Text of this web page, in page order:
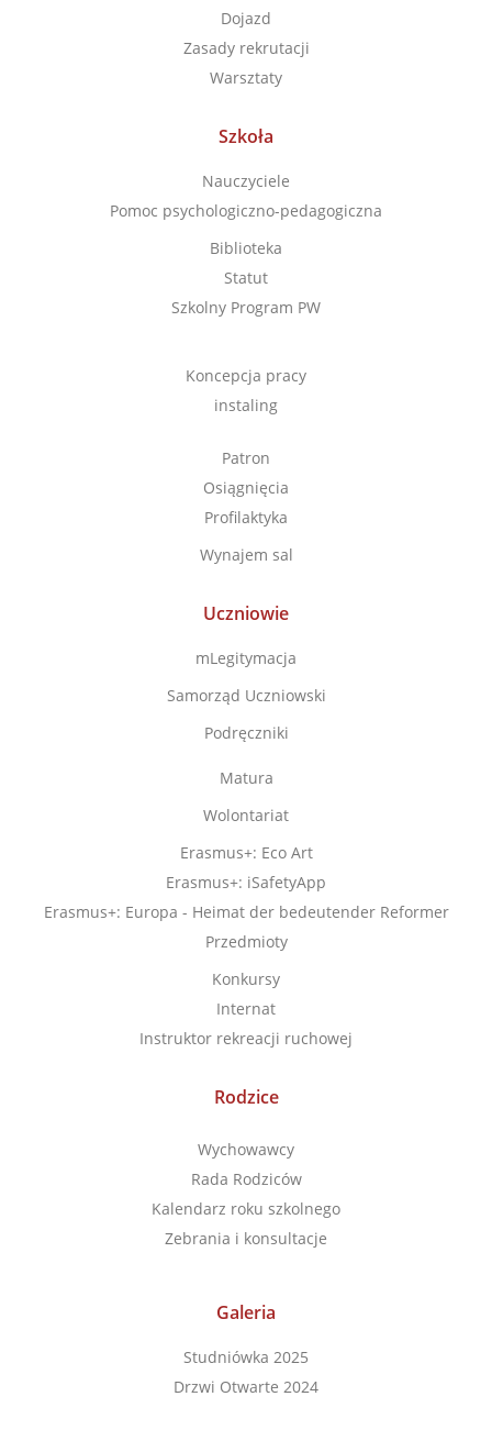
Dojazd
Zasady rekrutacji
Warsztaty
Szkoła
Nauczyciele
Pomoc psychologiczno-pedagogiczna
Biblioteka
Statut
Szkolny Program PW
Koncepcja pracy
instaling
Patron
Osiągnięcia
Profilaktyka
Wynajem sal
Uczniowie
mLegitymacja
Samorząd Uczniowski
Podręczniki
Matura
Wolontariat
Erasmus+: Eco Art
Erasmus+: iSafetyApp
Erasmus+: Europa - Heimat der bedeutender Reformer
Przedmioty
Konkursy
Internat
Instruktor rekreacji ruchowej
Rodzice
Wychowawcy
Rada Rodziców
Kalendarz roku szkolnego
Zebrania i konsultacje
Galeria
Studniówka 2025
Drzwi Otwarte 2024